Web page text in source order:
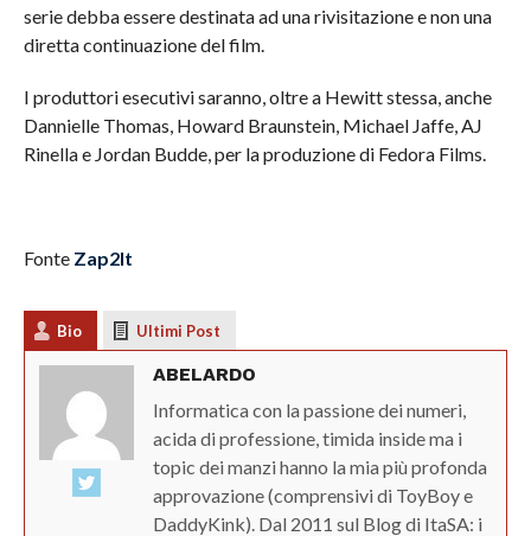
serie debba essere destinata ad una rivisitazione e non una
diretta continuazione del film.
I produttori esecutivi saranno, oltre a Hewitt stessa, anche
Dannielle Thomas, Howard Braunstein, Michael Jaffe, AJ
Rinella e Jordan Budde, per la produzione di Fedora Films.
Fonte Zap2It
Bio Ultimi Post
ABELARDO
Informatica con la passione dei numeri,
acida di professione, timida inside ma i
topic dei manzi hanno la mia più profonda
approvazione (comprensivi di ToyBoy e
DaddyKink). Dal 2011 sul Blog di ItaSA: i